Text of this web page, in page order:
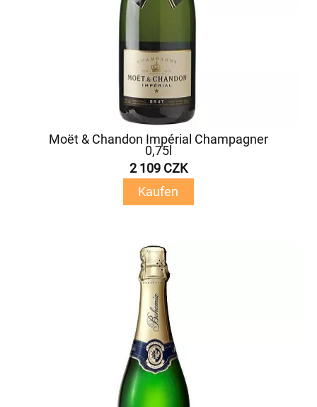
Moët & Chandon Impérial Champagner
0,75l
2 109 CZK
Kaufen